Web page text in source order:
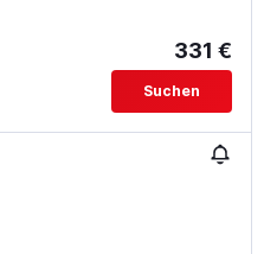
331 €
Suchen